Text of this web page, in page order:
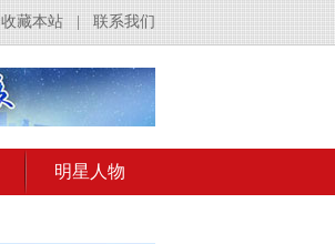
联系我们
收藏本站
明星人物